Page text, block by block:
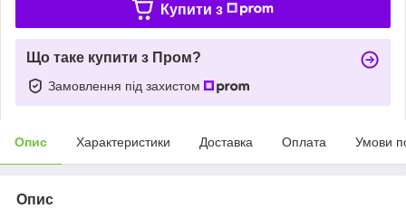
Купити з
Що таке купити з Пром?
Замовлення під захистом
Опис Характеристики Доставка Оплата Умови
Опис